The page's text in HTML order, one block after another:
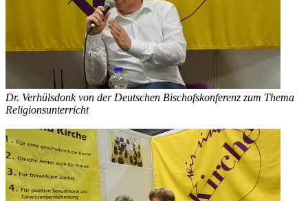
Dr. Verhülsdonk von der Deutschen Bischofskonferenz zum Thema
Religionsunterricht